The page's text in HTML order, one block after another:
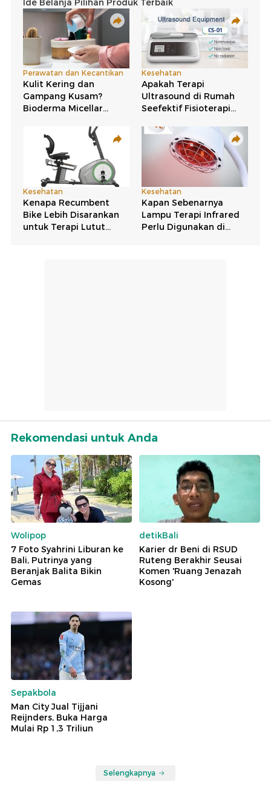
Rekomendasi untuk Anda
Wolipop
7 Foto Syahrini Liburan ke
Bali, Putrinya yang
Beranjak Balita Bikin
Gemas
detikBali
Karier dr Beni di RSUD
Ruteng Berakhir Seusai
Komen 'Ruang Jenazah
Kosong'
Sepakbola
Man City Jual Tijjani
Reijnders, Buka Harga
Mulai Rp 1,3 Triliun
Selengkapnya